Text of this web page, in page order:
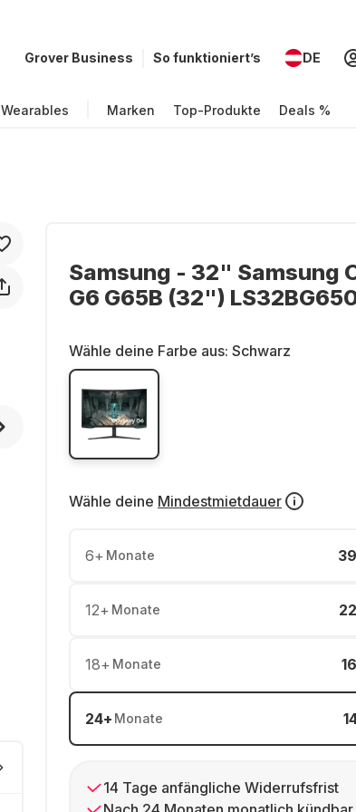
Grover Business So funktioniert’s DE
Wearables Marken Top-Produkte Deals %
Samsung - 32" Samsung
G6 G65B (32")
Wähle deine Farbe aus: Schwarz
Wähle deine Mindestmietdauer
6+ Monate
12+ Monate
18+ Monate
24+ Monate
14 Tage anfängliche Widerrufsfrist